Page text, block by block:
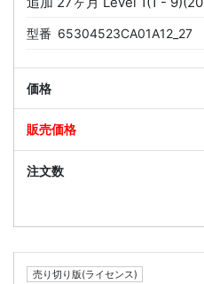
型番 65304523CA01A12_27
売り切り版(ライセンス)